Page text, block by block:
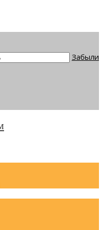
Забыли